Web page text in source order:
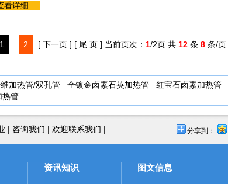
看详细
1 2 [ 下一页 ] [ 尾 页 ] 当前页次： 1/2页 共 12条 8条/页
加热管/双孔管 全镀金卤素石英加热管 红宝石卤素加热管
热管
| 咨询我们 | 欢迎联系我们 | 分享到：
资讯知识 图文信息